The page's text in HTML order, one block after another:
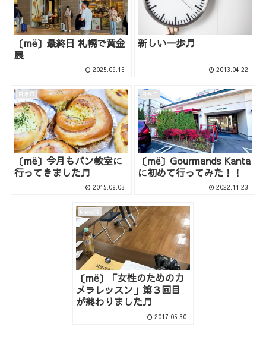
〔më〕最終日 札幌で黄金
展
2025.09.16
新しい一歩♬
2013.04.22
日常♫
〔më〕今月もパン教室に
行ってきました♬
2015.09.03
日常♫
〔më〕Gourmands Kanta
に初めて行ってみた！！
2022.11.23
Photo箱
〔më〕「女性のためのカ
メラレッスン」第３回目
が終わりました♬
2017.05.30